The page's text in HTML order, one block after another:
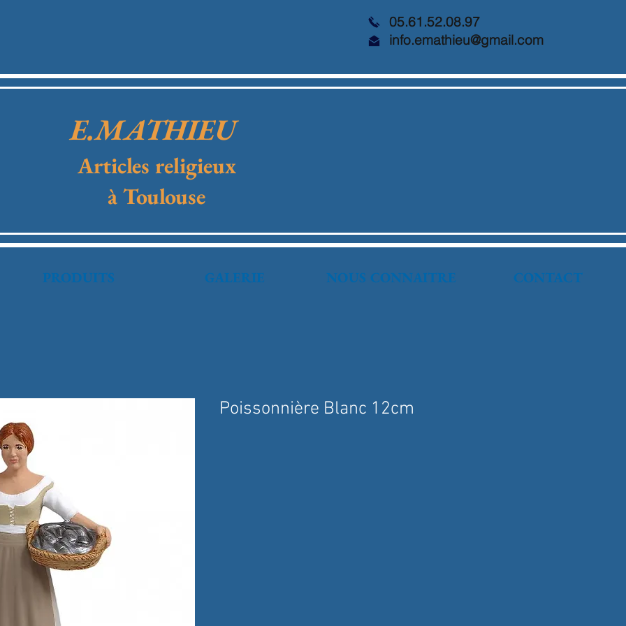
05.61.52.08.97
info.emathieu@gmail.com
E.MATHIEU
Articles religieux
à Toulouse
PRODUITS GALERIE NOUS CONNAITRE CONTACT
Poissonnière Blanc 12cm